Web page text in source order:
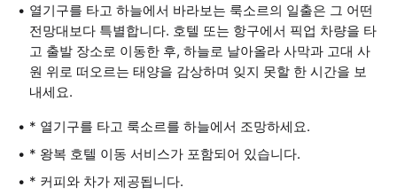
열기구를 타고 하늘에서 바라보는 룩소르의 일출은 그 어떤
전망대보다 특별합니다. 호텔 또는 항구에서 픽업 차량을 타
고 출발 장소로 이동한 후, 하늘로 날아올라 사막과 고대 사
원 위로 떠오르는 태양을 감상하며 잊지 못할 한 시간을 보
내세요.
* 열기구를 타고 룩소르를 하늘에서 조망하세요.
* 왕복 호텔 이동 서비스가 포함되어 있습니다.
* 커피와 차가 제공됩니다.